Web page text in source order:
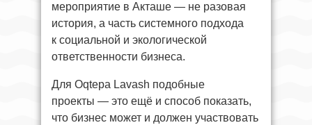
мероприятие в Акташе — не разовая
история, а часть системного подхода
к социальной и экологической
ответственности бизнеса.
Для Oqtepa Lavash подобные
проекты — это ещё и способ показать,
что бизнес может и должен участвовать